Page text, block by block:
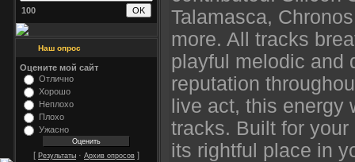
100
Наш опрос
Оцените мой сайт
Отлично
Хорошо
Неплохо
Плохо
Ужасно
[ Результаты · Архив опросов ]
Talamasca,
more. All tracks
playful melodic and
reputation
live act, this energy
tracks. Built for
its rightful place in